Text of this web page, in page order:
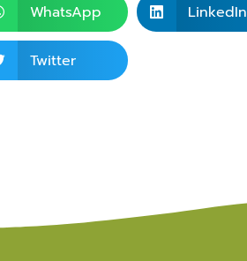
WhatsApp LinkedIn
Twitter